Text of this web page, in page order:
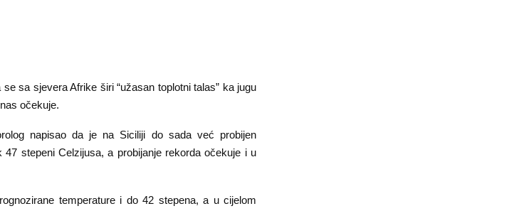
sa sjevera Afrike širi “užasan toplotni talas” ka jugu
očekuje.
napisao da je na Siciliji do sada već probijen
stepeni Celzijusa, a probijanje rekorda očekuje i u
temperature i do 42 stepena, a u cijelom